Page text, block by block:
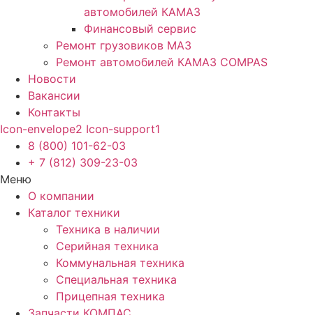
автомобилей КАМАЗ
Финансовый сервис
Ремонт грузовиков МАЗ
Ремонт автомобилей КАМАЗ COMPAS
Новости
Вакансии
Контакты
Icon-envelope2 Icon-support1
8 (800) 101-62-03
+ 7 (812) 309-23-03
Меню
О компании
Каталог техники
Техника в наличии
Серийная техника
Коммунальная техника
Специальная техника
Прицепная техника